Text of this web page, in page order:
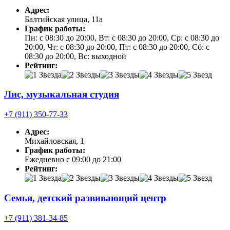
Адрес:
Балтийская улица, 11а
График работы:
Пн: с 08:30 до 20:00, Вт: с 08:30 до 20:00, Ср: с 08:30 до
20:00, Чт: с 08:30 до 20:00, Пт: с 08:30 до 20:00, Сб: с
08:30 до 20:00, Вс: выходной
Рейтинг:
Лис, музыкальная студия
+7 (911) 350-77-33
Адрес:
Михайловская, 1
График работы:
Ежедневно с 09:00 до 21:00
Рейтинг:
Семья, детский развивающий центр
+7 (911) 381-34-85